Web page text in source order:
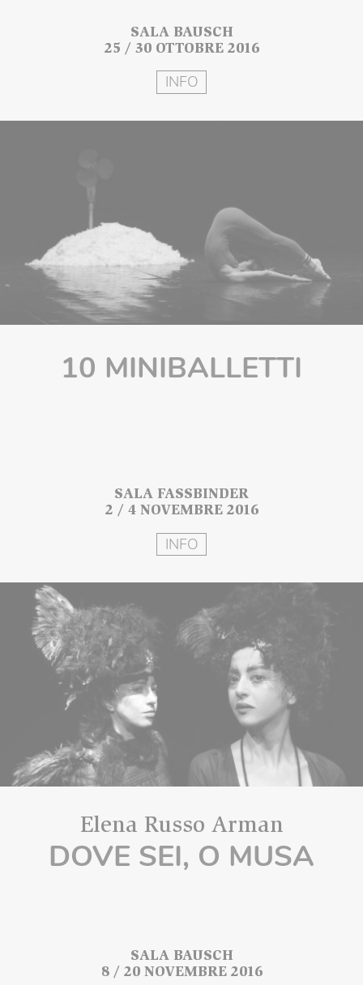
SALA BAUSCH
25 / 30 OTTOBRE 2016
INFO
10 MINIBALLETTI
SALA FASSBINDER
2 / 4 NOVEMBRE 2016
INFO
Elena Russo Arman
DOVE SEI, O MUSA
SALA BAUSCH
8 / 20 NOVEMBRE 2016